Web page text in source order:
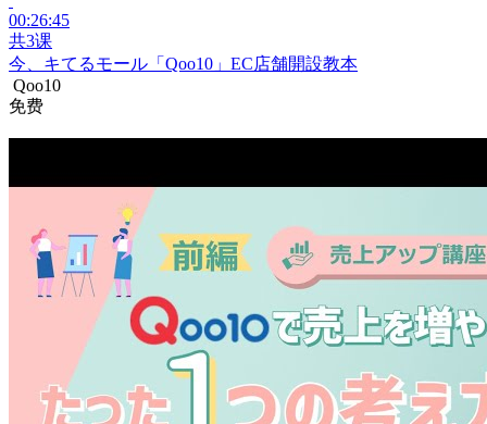
00:26:45
共3课
今、キてるモール「Qoo10」EC店舗開設教本
Qoo10
免费